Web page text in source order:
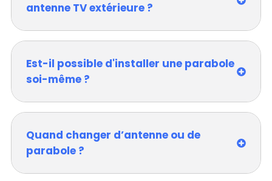
antenne TV extérieure ?
Est-il possible d'installer une parabole
soi-même ?
Quand changer d’antenne ou de
parabole ?